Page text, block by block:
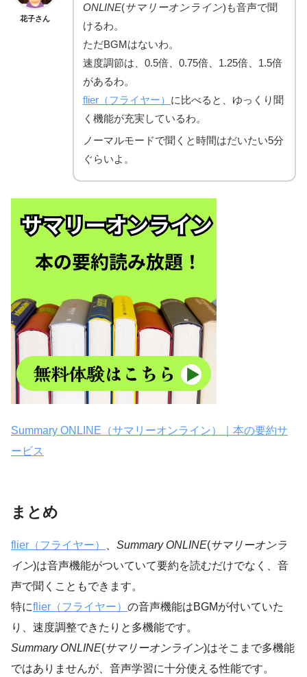
花子さん
ONLINE(サマリーオンライン)も音声で聞
けるわ。
ただBGMはないわ。
速度調節は、0.5倍、0.75倍、1.25倍、1.5倍
があるわ。
flier（フライヤー） に比べると、ゆっくり聞
く機能が充実しているわ。
ノーマルモードで聞くと時間はだいたい5分
ぐらいよ。
Summary ONLINE（サマリーオンライン）｜本の要約サ
ービス
まとめ
flier（フライヤー） Summary ONLINE(サマリーオンラ
イン)は音声機能がついていて要約を読むだけでなく、音
声で聞くこともできます。
特にflier（フライヤー） の音声機能はBGMが付いていた
り、速度調整できたりと多機能です。
Summary ONLINE(サマリーオンライン)はそこまで多機能
ではありませんが、音声学習に十分使える性能です。